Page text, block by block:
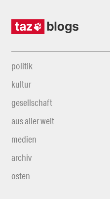
politik
kultur
gesellschaft
aus aller welt
medien
archiv
osten